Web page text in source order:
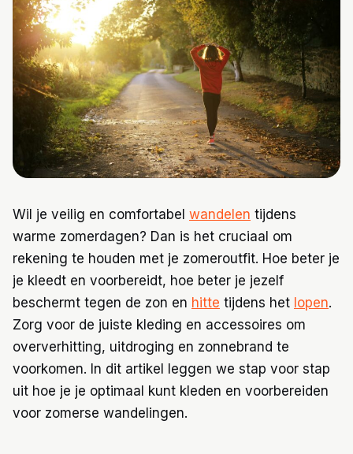
Voeding
Wil je veilig en comfortabel wandelen tijdens
warme zomerdagen? Dan is het cruciaal om
rekening te houden met je zomeroutfit. Hoe beter je
je kleedt en voorbereidt, hoe beter je jezelf
beschermt tegen de zon en hitte tijdens het lopen.
Zorg voor de juiste kleding en accessoires om
oververhitting, uitdroging en zonnebrand te
voorkomen. In dit artikel leggen we stap voor stap
uit hoe je je optimaal kunt kleden en voorbereiden
voor zomerse wandelingen.